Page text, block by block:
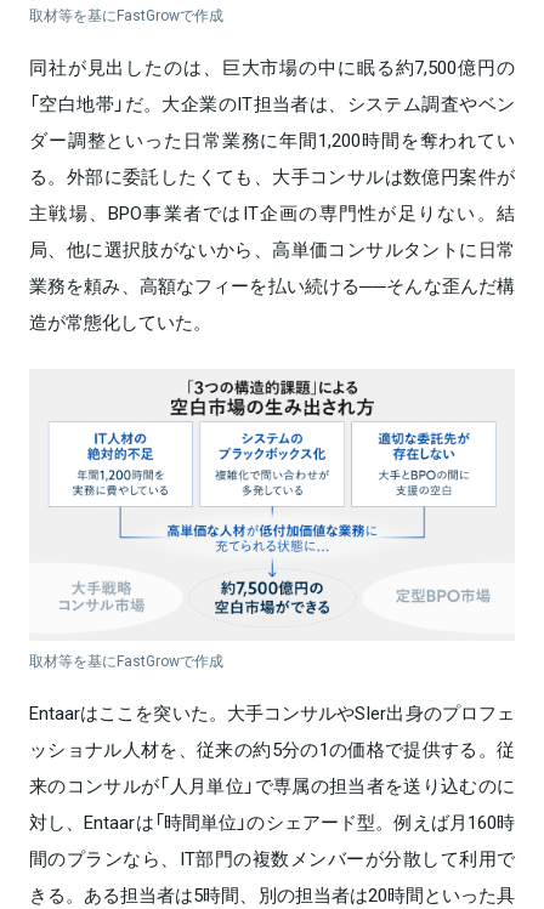
取材等を基にFastGrowで作成
同社が見出したのは、巨大市場の中に眠る約7,500億円の
「空白地帯」だ。大企業のIT担当者は、システム調査やベン
ダー調整といった日常業務に年間1,200時間を奪われてい
る。外部に委託したくても、大手コンサルは数億円案件が
主戦場、BPO事業者ではIT企画の専門性が足りない。結
局、他に選択肢がないから、高単価コンサルタントに日常
業務を頼み、高額なフィーを払い続ける──そんな歪んだ構
造が常態化していた。
取材等を基にFastGrowで作成
Entaarはここを突いた。大手コンサルやSIer出身のプロフェ
ッショナル人材を、従来の約5分の1の価格で提供する。従
来のコンサルが「人月単位」で専属の担当者を送り込むのに
対し、Entaarは「時間単位」のシェアード型。例えば月160時
間のプランなら、IT部門の複数メンバーが分散して利用で
きる。ある担当者は5時間、別の担当者は20時間といった具